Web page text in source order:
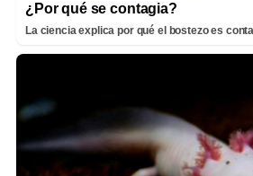
¿Por qué se contagia?
La ciencia explica por qué el bostezo es